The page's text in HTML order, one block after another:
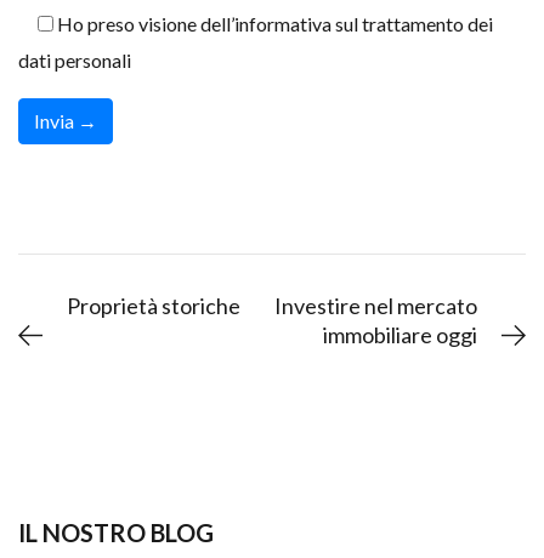
Ho preso visione dell’informativa sul trattamento dei
dati personali
Proprietà storiche
Investire nel mercato
immobiliare oggi
IL NOSTRO BLOG